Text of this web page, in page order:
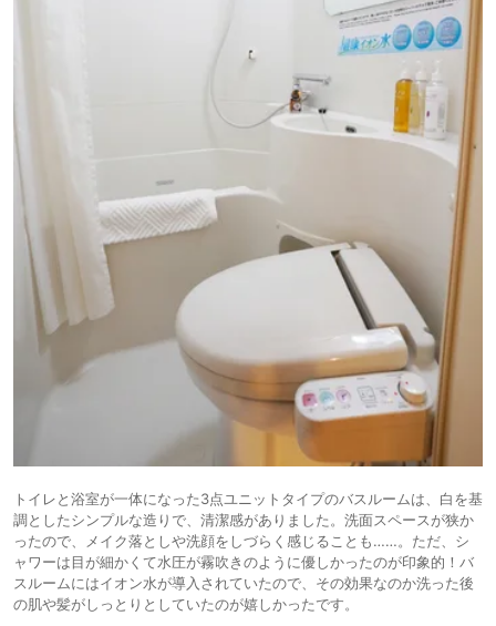
トイレと浴室が一体になった3点ユニットタイプのバスルームは、白を基
調としたシンプルな造りで、清潔感がありました。洗面スペースが狭か
ったので、メイク落としや洗顔をしづらく感じることも……。ただ、シ
ャワーは目が細かくて水圧が霧吹きのように優しかったのが印象的！バ
スルームにはイオン水が導入されていたので、その効果なのか洗った後
の肌や髪がしっとりとしていたのが嬉しかったです。